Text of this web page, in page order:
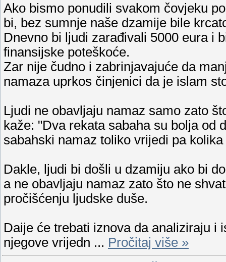
Ako bismo ponudili svakom čovjeku
bi, bez sumnje naše dzamije bile
Dnevno bi ljudi zarađivali 5000 eura i
finansijske poteškoće.
Zar nije čudno i zabrinjavajuće da
namaza uprkos činjenici da je islam
Ljudi ne obavljaju namaz samo zato
kaže: "Dva rekata sabaha su bolja od
sabahski namaz toliko vrijedi pa
Dakle, ljudi bi došli u dzamiju ako bi
a ne obavljaju namaz zato što ne
pročišćenju ljudske duše.
Daije će trebati iznova da analiziraju i
njegove vrijedn ... Pročitaj više »